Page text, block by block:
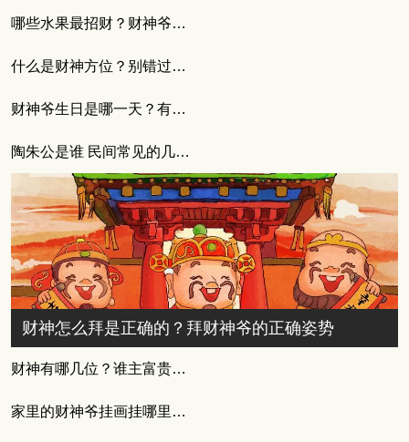
哪些水果最招财？财神爷最爱的3个水果
什么是财神方位？别错过今日的最佳时机
财神爷生日是哪一天？有什么习俗讲究吗
陶朱公是谁 民间常见的几位财神
财神怎么拜是正确的？拜财神爷的正确姿势
财神有哪几位？谁主富贵风云
家里的财神爷挂画挂哪里合适